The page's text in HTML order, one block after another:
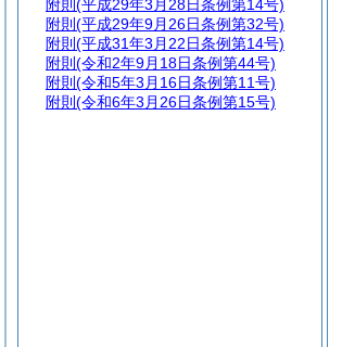
附則 (平成29年3月28日条例第14号)
附則 (平成29年9月26日条例第32号)
附則 (平成31年3月22日条例第14号)
附則 (令和2年9月18日条例第44号)
附則 (令和5年3月16日条例第11号)
附則 (令和6年3月26日条例第15号)